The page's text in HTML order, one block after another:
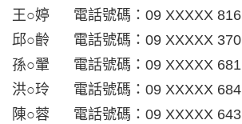
王○婷 電話號碼：09 XXXXX 816
邱○齡 電話號碼：09 XXXXX 370
孫○翬 電話號碼：09 XXXXX 681
洪○玲 電話號碼：09 XXXXX 684
陳○蓉 電話號碼：09 XXXXX 643